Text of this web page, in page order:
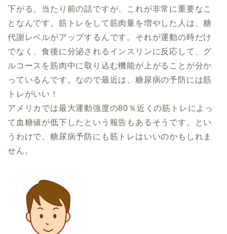
下がる。当たり前の話ですが、これが非常に重要なこ
となんです。筋トレをして筋肉量を増やした人は、糖
代謝レベルがアップするんです。それが運動の時だけ
でなく、食後に分泌されるインスリンに反応して、グ
ルコースを筋肉中に取り込む機能が上がることが分か
っているんです。なので最近は、糖尿病の予防には筋
トレがいい！
アメリカでは最大運動強度の80％近くの筋トレによっ
て血糖値が低下したという報告もあるそうです。とい
うわけで、糖尿病予防にも筋トレはいいのかもしれま
せん。